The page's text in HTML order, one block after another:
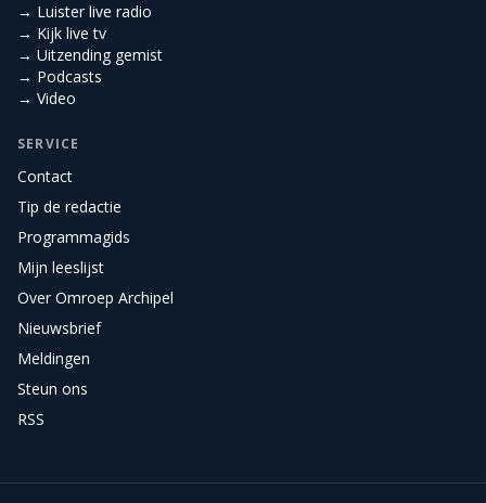
→ Luister live radio
→ Kijk live tv
→ Uitzending gemist
→ Podcasts
→ Video
SERVICE
Contact
Tip de redactie
Programmagids
Mijn leeslijst
Over Omroep Archipel
Nieuwsbrief
Meldingen
Steun ons
RSS